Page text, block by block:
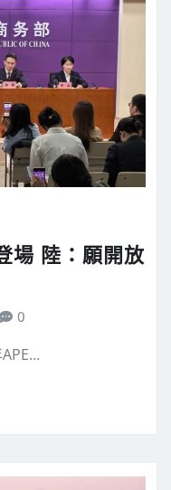
場 陸：願開放
0